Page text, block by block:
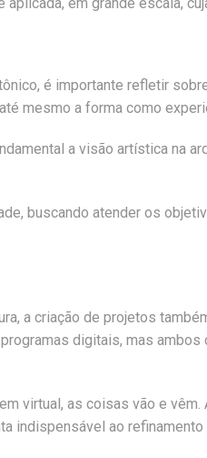
é importante refletir
mesmo a forma como
a visão artística na
buscando atender os
a criação de projetos
digitais, mas ambos
virtual, as coisas vão e
indispensável ao